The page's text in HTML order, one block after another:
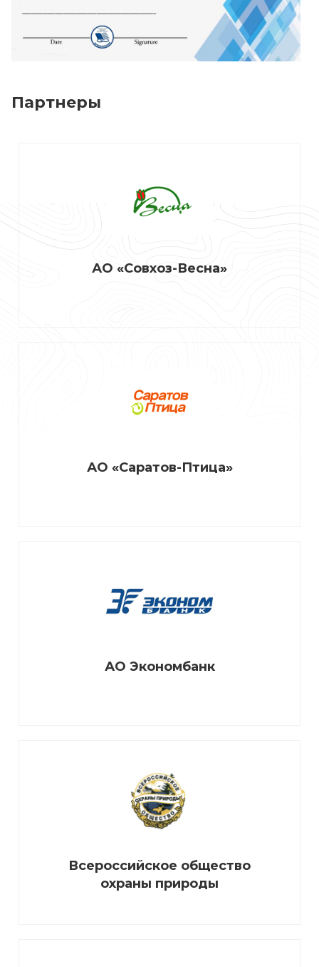
Партнеры
АО «Совхоз-Весна»
АО «Саратов-Птица»
АО Экономбанк
Всероссийское общество
охраны природы